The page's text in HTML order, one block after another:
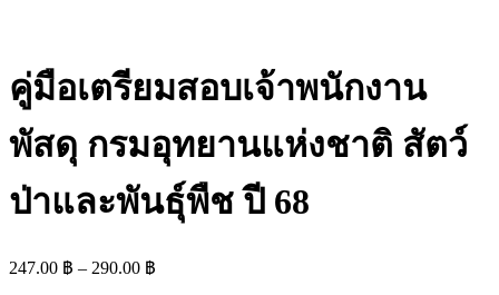
คู่มือเตรียมสอบเจ้าพนักงาน
พัสดุ กรมอุทยานแห่งชาติ สัตว์
ป่าและพันธุ์พืช ปี 68
247.00 ฿ – 290.00 ฿